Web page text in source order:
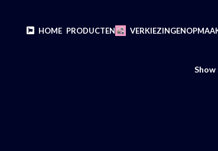
HOME PRODUCTEN VERKIEZINGEN
Show